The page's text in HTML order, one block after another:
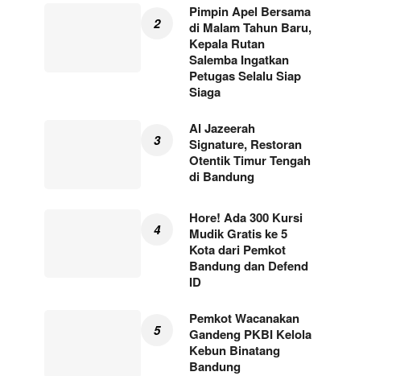
Pimpin Apel Bersama
di Malam Tahun Baru,
Kepala Rutan
Salemba Ingatkan
Petugas Selalu Siap
Siaga
Al Jazeerah
Signature, Restoran
Otentik Timur Tengah
di Bandung
Hore! Ada 300 Kursi
Mudik Gratis ke 5
Kota dari Pemkot
Bandung dan Defend
ID
Pemkot Wacanakan
Gandeng PKBI Kelola
Kebun Binatang
Bandung